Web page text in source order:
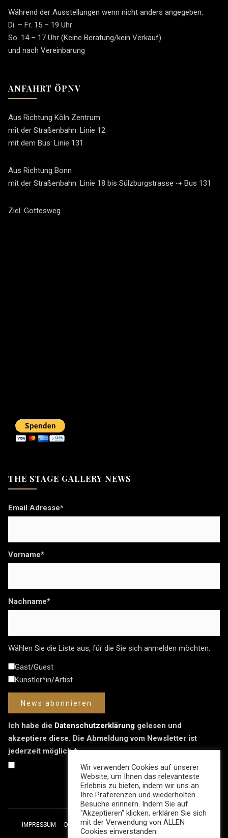
Während der Ausstellungen wenn nicht anders angegeben:
Di. – Fr. 15 – 19 Uhr
So. 14 – 17 Uhr (Keine Beratung/kein Verkauf)
und nach Vereinbarung
ANFAHRT ÖPNV
Aus Richtung Köln Zentrum
mit der Straßenbahn: Linie 12
mit dem Bus: Linie 131
Aus Richtung Bonn
mit der Straßenbahn: Linie 18 bis Sülzburgstrasse ⇢ Bus 131
Ziel: Gottesweg
THE STAGE GALLERY NEWS
Email Adresse*
Vorname*
Nachname*
Wählen Sie die Liste aus, für die Sie sich anmelden möchten.
Gast/Guest
Künstler*in/Artist
Ich habe die Datenschutzerklärung gelesen und
akzeptiere diese. Die Abmeldung vom Newsletter ist
jederzeit möglich.*
IMPRESSUM DATENSCHUTZ AUSSTELLUNGSBEDINGUNGEN
Wir verwenden Cookies auf unserer
Website, um Ihnen das relevanteste
Erlebnis zu bieten, indem wir uns an
Ihre Präferenzen und wiederholten
Besuche erinnern. Indem Sie auf
"Akzeptieren" klicken, erklären Sie sich
mit der Verwendung von ALLEN
Cookies einverstanden.